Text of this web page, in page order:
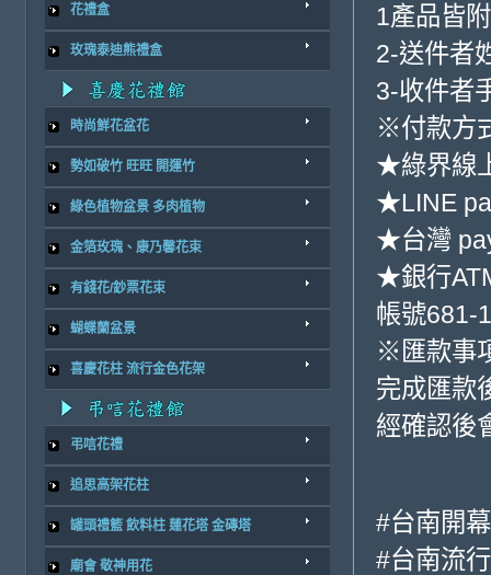
花禮盒
玫瑰泰迪熊禮盒
時尚鮮花盆花
勢如破竹 旺旺 開運竹
綠色植物盆景 多肉植物
金箔玫瑰、康乃馨花束
有錢花/鈔票花束
蝴蝶蘭盆景
喜慶花柱 流行金色花架
弔唁花禮
追思高架花柱
罐頭禮籃 飲料柱 蓮花塔 金磚塔
廟會 敬神用花
1產品皆
2-送件者
3-收件者
※付款方
★綠界線
★LINE
★台灣
★銀行
帳號681-
※匯款事
完成匯款
經確認後
#台南開
#台南流